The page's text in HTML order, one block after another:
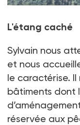
L'étang caché
Sylvain nous
et nous
le caractérise.
bâtiments dont
réservée aux